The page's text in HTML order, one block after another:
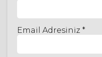
Email Adresiniz *